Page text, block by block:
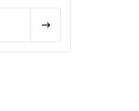
CALCULAR FRETE